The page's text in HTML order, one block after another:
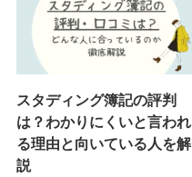
スタディング簿記の評判
は？わかりにくいと言われ
る理由と向いている人を解
説